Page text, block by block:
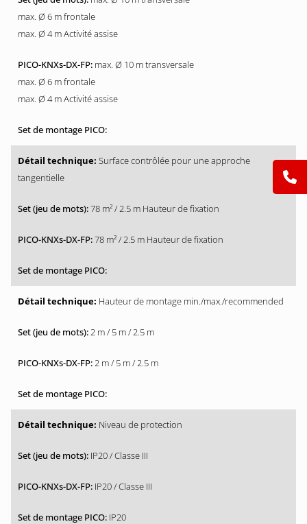
max. Ø 6 m frontale
max. Ø 4 m Activité assise
max. Ø 10 m transversale
max. Ø 6 m frontale
max. Ø 4 m Activité assise
Surface contrôlée pour une approche
tangentielle
78 m² / 2.5 m Hauteur de fixation
78 m² / 2.5 m Hauteur de fixation
Hauteur de montage min./max./recommended
2 m / 5 m / 2.5 m
2 m / 5 m / 2.5 m
Niveau de protection
IP20 / Classe III
IP20 / Classe III
IP20